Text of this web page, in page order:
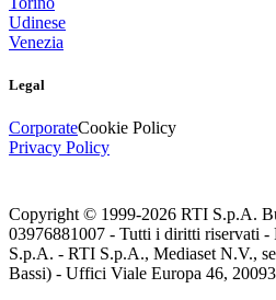
Udinese
Venezia
Legal
CorporateCookie Policy
Privacy Policy
Copyright © 1999-2026 RTI S.p.A.
03976881007 - Tutti i diritti riservati -
S.p.A. - RTI S.p.A., Mediaset N.V.,
Bassi) - Uffici Viale Europa 46,